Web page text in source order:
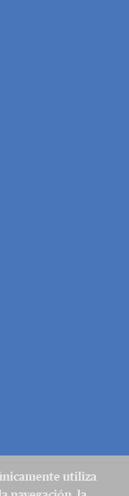
utiliza